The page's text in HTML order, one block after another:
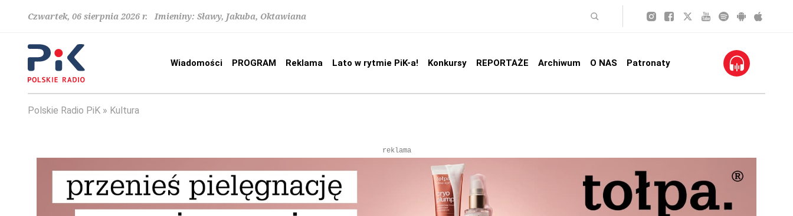
Czwartek, 06 sierpnia 2026 r. Imieniny: Sławy, Jakuba, Oktawiana
Wiadomości PROGRAM Reklama Lato w rytmie PiK-a! Konkursy REPORTAŻE Archiwum O NAS Patronaty
Polskie Radio PiK Kultura
reklama